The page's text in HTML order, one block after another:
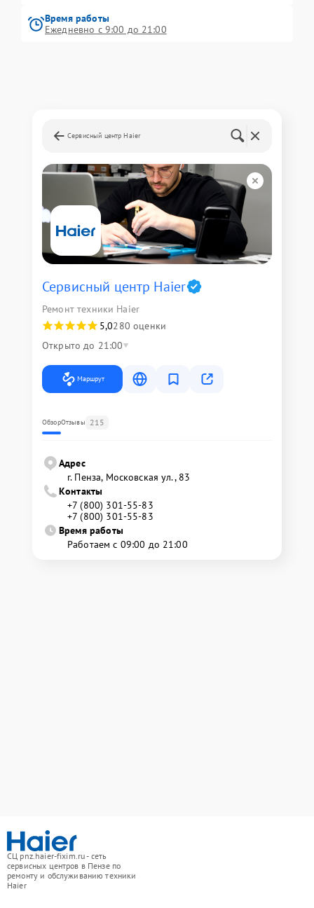
Время работы
Ежедневно с 9:00 до 21:00
Сервисный центр Haier
Сервисный центр Haier
Ремонт техники Haier
5,0280 оценки
Открыто до 21:00
Маршрут
ОбзорОтзывы 215
Адрес
г. Пенза, Московская ул., 83
Контакты
+7 (800) 301-55-83
+7 (800) 301-55-83
Время работы
Работаем с 09:00 до 21:00
СЦ pnz.haier-fixim.ru - сеть
сервисных центров в Пензе по
ремонту и обслуживанию техники
Haier